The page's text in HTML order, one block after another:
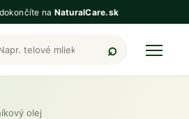
na NaturalCare.sk
BodyFarm
olej